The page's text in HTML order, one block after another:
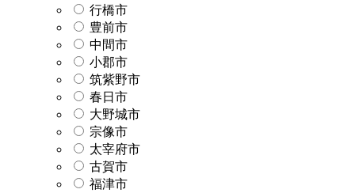
行橋市
豊前市
中間市
小郡市
筑紫野市
春日市
大野城市
宗像市
太宰府市
古賀市
福津市